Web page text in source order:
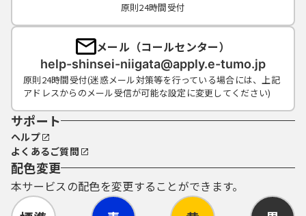
（１）利用者が、システムを利用して申請･届
出等の手続を行う場合、電子的な署名（以下
「電子署名」という。）を必要とするものが
あります。電子署名が必要な手続について
は、自ら電子証明書を取得して、申請･届出等
のデータに署名を付けて申請するものとしま
（２）（１）の電子署名を利用する場合、利
びそれらの利用に関しては、利用者の責任と
費用において行うものとします。
（３）利用者は、自らの責任において電子証
明書を厳重に管理するものとし、漏えいの可
能性がある場合は、電子証明書を発行した認
原則24時間受付
メール（コールセンター）
help-shinsei-niigata@apply.e-tumo.jp
原則24時間受付(迷惑メール対策等を行っている場合には、上記
アドレスからのメール受信が可能な設定に変更してください)
サポート
ヘルプ
よくあるご質問
配色変更
本サービスの配色を変更することができます。